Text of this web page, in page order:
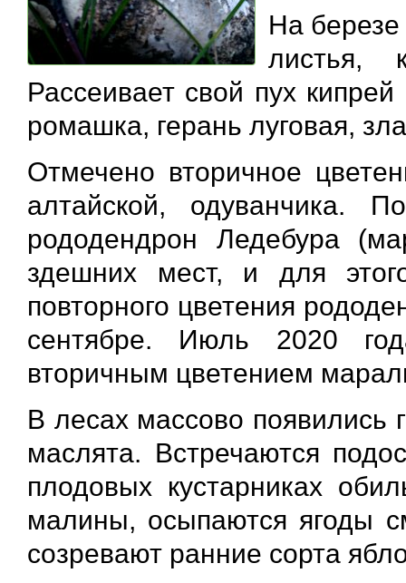
На
листья,
Рассеивает свой пух
ромашка, герань луговая,
Отмечено вторичное
алтайской, одуванчика.
рододендрон Ледебура
здешних мест, и для
повторного цветения
сентябре. Июль 2020
вторичным цветением
В лесах массово появились
маслята. Встречаются
плодовых кустарниках
малины, осыпаются ягоды
созревают ранние сорта